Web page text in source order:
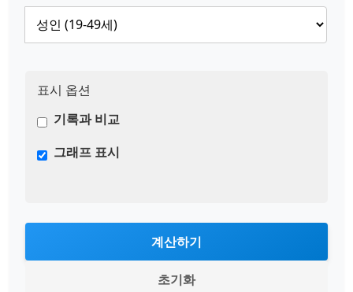
표시 옵션
기록과 비교
그래프 표시
계산하기
초기화